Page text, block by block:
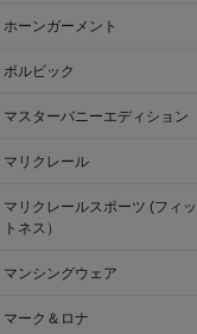
ホーンガーメント
ボルビック
マスターバニーエディション
マリクレール
マリクレールスポーツ (フィッ
トネス）
マンシングウェア
マーク＆ロナ